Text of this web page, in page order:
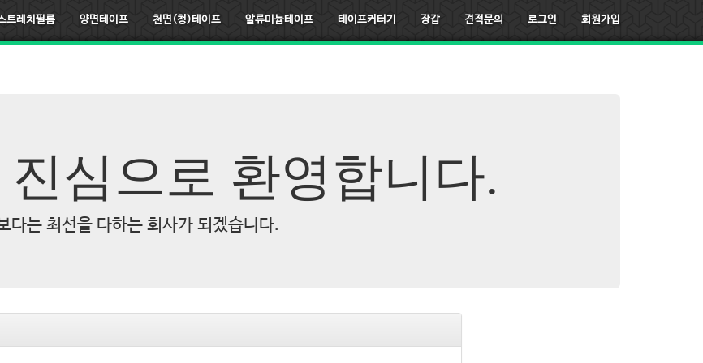
트레치필름 양면테이프 천면(청)테이프 알류미늄테이프 테이프커터기 장갑 견적문의 로그인 회원가입
심으로 환영합니다.
다는 최선을 다하는 회사가 되겠습니다.